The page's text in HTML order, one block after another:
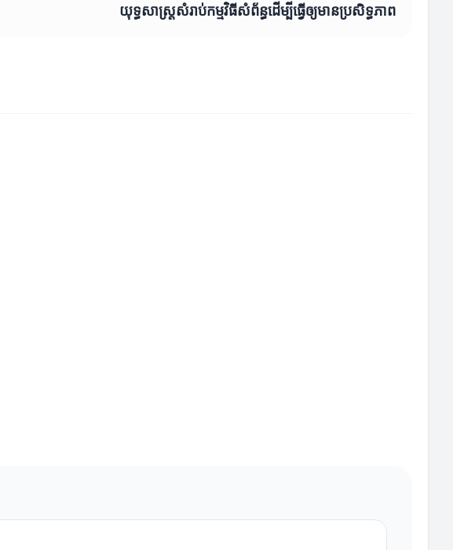
យុទ្ធសាស្ត្រសំរាប់កម្មវិធីសំព័ន្ធដើម្បីធ្វើឲ្យមានប្រសិទ្ធភាព